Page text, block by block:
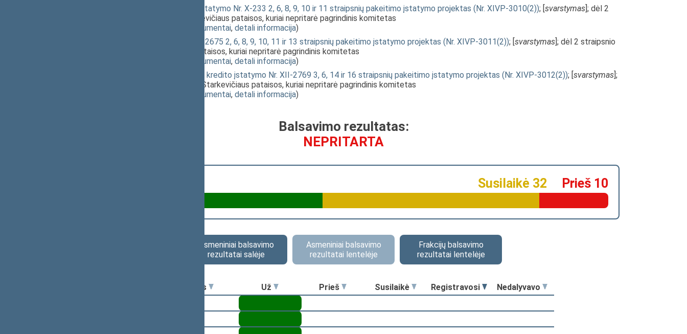
Nekilnojamojo turto mokesčio įstatymo Nr. X-233 2, 6, 8, 9, 10 ir 11 straipsnių pakeitimo įstatymo projektas (Nr. XIVP-3010(2)); [svarstymas]; dėl 2
straipsnio E. Gentvilo ir K. Starkevičiaus pataisos, kuriai nepritarė pagrindinis komitetas
susiję dokumentai, detali informacija)
Žemės mokesčio įstatymo Nr. I-2675 2, 6, 8, 9, 10, 11 ir 13 straipsnių pakeitimo įstatymo projektas (Nr. XIVP-3011(2)); [svarstymas]; dėl 2 straipsnio
E. Gentvilo ir K. Starkevičiaus pataisos, kuriai nepritarė pagrindinis komitetas
susiję dokumentai, detali informacija)
Su nekilnojamuoju turtu susijusio kredito įstatymo Nr. XII-2769 3, 6, 14 ir 16 straipsnių pakeitimo įstatymo projektas (Nr. XIVP-3012(2)); [svarstymas];
dėl 2 straipsnio E. Gentvilo ir K. Starkevičiaus pataisos, kuriai nepritarė pagrindinis komitetas
susiję dokumentai, detali informacija)
Balsavimo rezultatas:
NEPRITARTA
Prieš 10
Susilaikė 32
Asmeniniai balsavimo
rezultatai salėje
Asmeniniai balsavimo
rezultatai lentelėje
Frakcijų balsavimo
rezultatai lentelėje
Seimo narys Už Prieš Susilaikė Registravosi
Nedalyvavo